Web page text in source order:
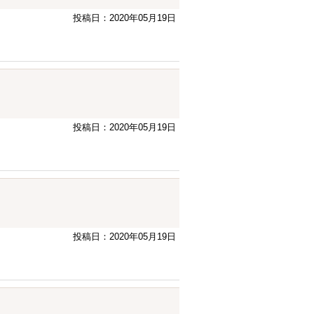
投稿日：2020年05月19日
投稿日：2020年05月19日
投稿日：2020年05月19日